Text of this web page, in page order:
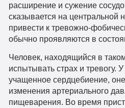
расширение и сужение
сказывается на центральной
привести к тревожно-
обычно проявляются в
Человек, находящийся в
испытывать страх и тревогу.
учащенное сердцебиение,
изменения артериального
пищеварения. Во время